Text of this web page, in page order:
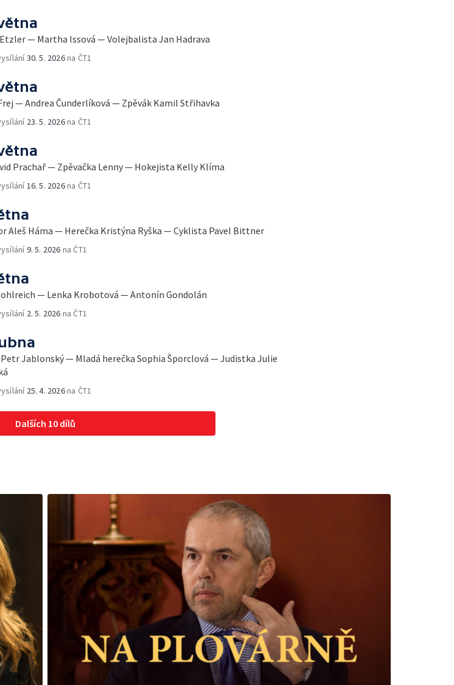
— Martha Issová — Volejbalista Jan Hadrava
30. 5. 2026na ČT1
— Andrea Čunderlíková — Zpěvák Kamil Střihavka
23. 5. 2026na ČT1
Prachař — Zpěvačka Lenny — Hokejista Kelly Klíma
16. 5. 2026na ČT1
Aleš Háma — Herečka Kristýna Ryška — Cyklista Pavel Bittner
9. 5. 2026 na ČT1
— Lenka Krobotová — Antonín Gondolán
2. 5. 2026 na ČT1
Jablonský — Mladá herečka Sophia Šporclová — Judistka Julie
25. 4. 2026na ČT1
Dalších 10 dílů